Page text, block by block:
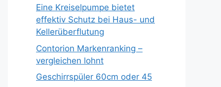
Eine Kreiselpumpe bietet
effektiv Schutz bei Haus- und
Kellerüberflutung
Contorion Markenranking –
vergleichen lohnt
Geschirrspüler 60cm oder 45